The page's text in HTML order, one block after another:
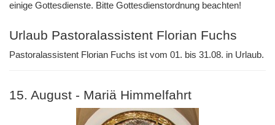
einige Gottesdienste. Bitte Gottesdienstordnung beachten!
Urlaub Pastoralassistent Florian Fuchs
Pastoralassistent Florian Fuchs ist vom 01. bis 31.08. in Urlaub.
15. August - Mariä Himmelfahrt